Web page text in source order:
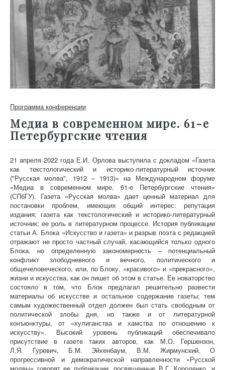
Программа конференции
Медиа в современном мире. 61-е
Петербургские чтения
21 апреля 2022 года Е.И. Орлова выступила с докладом «Газета
как текстологический и историко-литературный источник
("Русская молва", 1912 – 1913)» на Международном форуме
«Медиа в современном мире. 61-е Петербургские чтения»
(СПбГУ). Газета «Русская молва» дает ценный материал для
постановки проблем, имеющих общий интерес: репутация
издания; газета как текстологический и историко-литературный
источник; ее роль в литературном процессе. История публикации
статьи А. Блока «Искусство и газета» и разрыв поэта с редакцией
отражают не просто частный случай, касающийся только одного
Блока, но определенную закономерность – потенциальный
конфликт злободневного и вечного, политического и
общечеловеческого, или, по Блоку, «красивого» и «прекрасного»,
жизни и искусства, как он пишет об этом в статье. Ее новаторство
состояло в том, что Блок предлагал решительно развести
материалы об искусстве и остальное содержание газеты; тем
самым художественный отдел должен был стать свободным от
политической злобы дня, но также и от литературной
конъюнктуры, от «хулиганства и хамства по отношению к
искусству». Высокий уровень публикаций обеспечивало
присутствие в газете таких авторов, как М.О. Гершензон,
Л.Я. Гуревич, Б.М. Эйхенбаум, В.М. Жирмунский. О
прогрессивной и демократической направленности «Русской